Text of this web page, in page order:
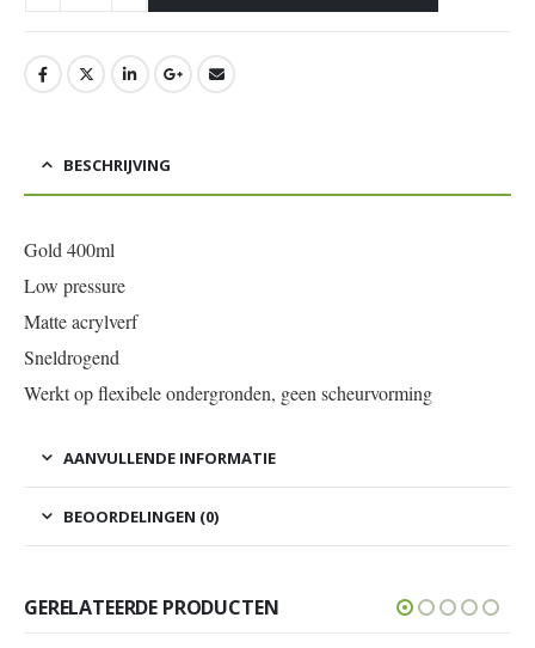
BESCHRIJVING
Gold 400ml
Low pressure
Matte acrylverf
Sneldrogend
Werkt op flexibele ondergronden, geen scheurvorming
AANVULLENDE INFORMATIE
BEOORDELINGEN (0)
GERELATEERDE PRODUCTEN